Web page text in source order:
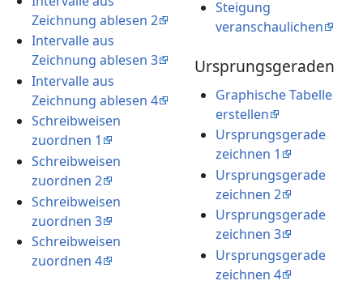
Zeichnung ablesen 2
Intervalle aus
Zeichnung ablesen 3
Intervalle aus
Zeichnung ablesen 4
Schreibweisen
zuordnen 1
Schreibweisen
zuordnen 2
Schreibweisen
zuordnen 3
Schreibweisen
zuordnen 4
Steigung
veranschaulichen
Ursprungsgeraden
Graphische Tabelle
erstellen
Ursprungsgerade
zeichnen 1
Ursprungsgerade
zeichnen 2
Ursprungsgerade
zeichnen 3
Ursprungsgerade
zeichnen 4